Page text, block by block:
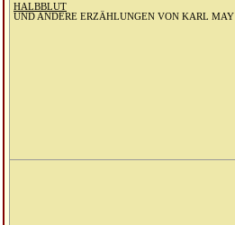
HALBBLUT
UND ANDERE ERZÄHLUNGEN VON KARL MAY